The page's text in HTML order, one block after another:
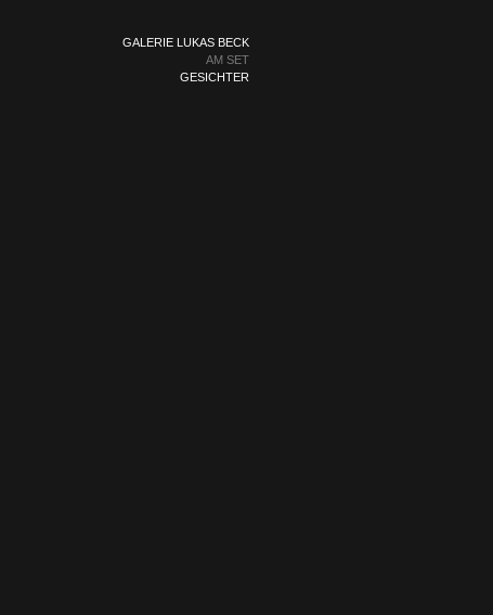
GALERIE LUKAS BECK
AM SET
GESICHTER